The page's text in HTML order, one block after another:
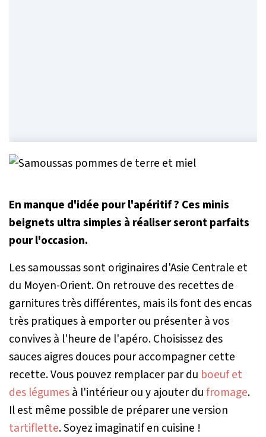
En manque d'idée pour l'apéritif ? Ces minis
beignets ultra simples à réaliser seront parfaits
pour l'occasion.
Les samoussas sont originaires d'Asie Centrale et
du Moyen-Orient. On retrouve des recettes de
garnitures très différentes, mais ils font des encas
très pratiques à emporter ou présenter à vos
convives à l'heure de l'apéro. Choisissez des
sauces aigres douces pour accompagner cette
recette. Vous pouvez remplacer par du boeuf et
des légumesà l'intérieur ou y ajouter dufromage.
Il est même possible de préparer une version
tartiflette. Soyez imaginatif en cuisine !